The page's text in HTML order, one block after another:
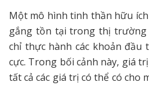
Một mô hình tinh thần hữu
gắng tồn tại trong thị
chỉ thực hành các khoản
cực. Trong bối cảnh này, giá
tất cả các giá trị có thể có cho